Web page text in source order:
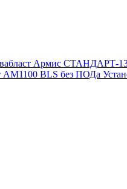
Армис СТАНДАРТ-
AM1100 BLS без ПОДа